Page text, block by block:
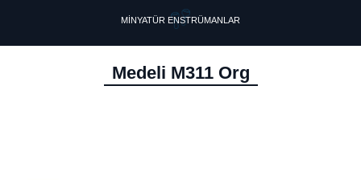
MİNYATÜR ENSTRÜMANLAR
Medeli M311 Org